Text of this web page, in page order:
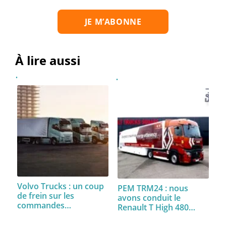
À lire aussi
Volvo Trucks : un coup
de frein sur les
commandes…
PEM TRM24 : nous
avons conduit le
Renault T High 480…